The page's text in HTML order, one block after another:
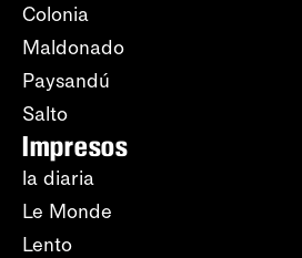
Colonia
Maldonado
Paysandú
Salto
Impresos
la diaria
Le Monde
Lento